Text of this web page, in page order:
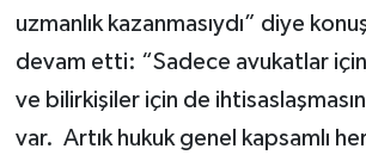
uzmanlık kazanmasıydı” diye
devam etti: “Sadece avukatlar
ve bilirkişiler için de
var. Artık hukuk genel kapsamlı